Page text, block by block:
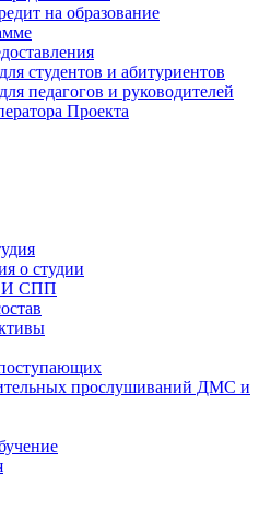
на образование
студентов и абитуриентов
педагогов и руководителей
Проекта
о студии
И СПП
прослушиваний ДМС и